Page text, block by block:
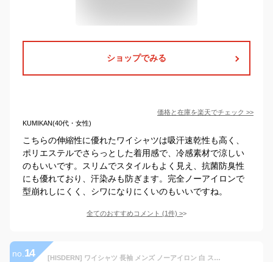
ショップでみる
価格と在庫を楽天でチェック >>
KUMIKAN(40代・女性)
こちらの伸縮性に優れたワイシャツは吸汗速乾性も高く、
ポリエステルでさらっとした着用感で、冷感素材で涼しい
のもいいです。スリムでスタイルもよく見え、抗菌防臭性
にも優れており、汗染みも防ぎます。完全ノーアイロンで
型崩れしにくく、シワになりにくいのもいいですね。
全てのおすすめコメント (1件) >
no. 14 [HISDERN] ワイシャツ 長袖 メンズ ノーアイロン 白 ストレッチ 冷感ｙシャツ 高通気 形状記憶 ワイシャツ 快適 ビジネス 冠婚葬祭 首回り43cm 501Air